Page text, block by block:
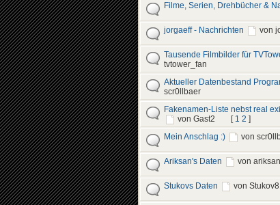
Filme, Serien, Drehbücher &
jorgaeff - Nachrichten von
Tausende Filmbilder für
tvtower_fan
Aktueller Datenbestand
scr0llbaer
Fakenamen-Liste nebst real
von Gast2
[ 1 2 ]
Mein Anschlag :) von
Ariksan's Daten von ariksan
Stukovs Daten von